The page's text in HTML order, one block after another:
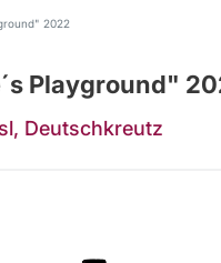
2022
Playground"
Deutschkreutz